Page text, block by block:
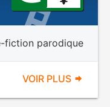
fiction parodique
VOIR PLUS